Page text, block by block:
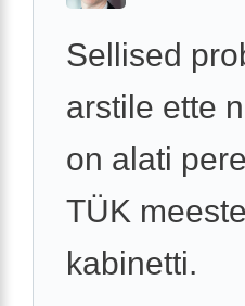
Sellised
arstile ette
on alati
TÜK
kabinetti.